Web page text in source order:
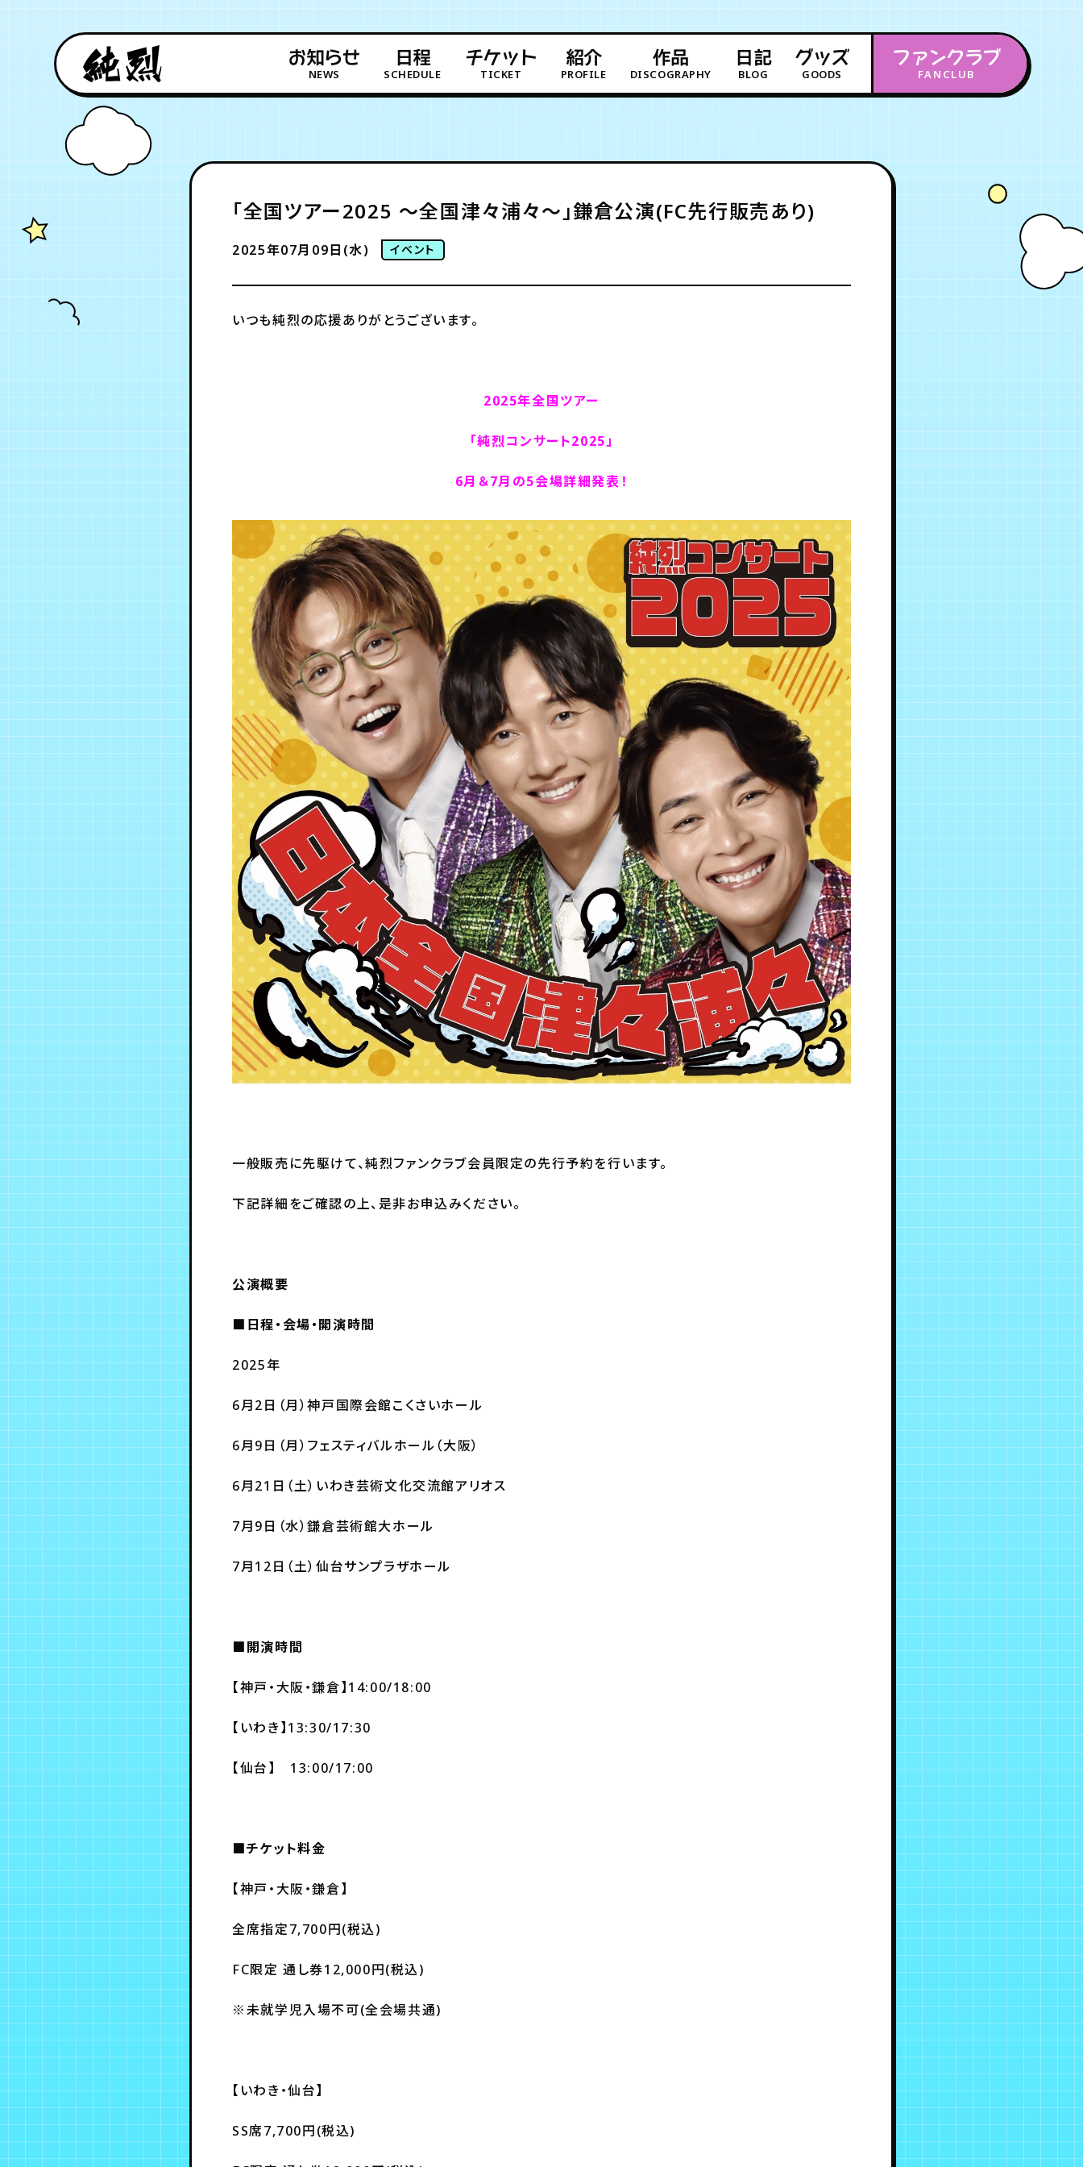
お知らせ
NEWS
日程
SCHEDULE
チケット
TICKET
紹介
PROFILE
作品
DISCOGRAPHY
日記
BLOG
グッズ
GOODS
ファンクラブ
FANCLUB
「全国ツアー2025 〜全国津々浦々〜」鎌倉公演(FC先行販売あり)
2025年07月09日(水) イベント
いつも純烈の応援ありがとうございます。
2025年全国ツアー
「純烈コンサート2025」
6月＆7月の5会場詳細発表！
一般販売に先駆けて、純烈ファンクラブ会員限定の先行予約を行います。
下記詳細をご確認の上、是非お申込みください。
公演概要
■日程・会場・開演時間
2025年
6月2日（月）神戸国際会館こくさいホール
6月9日（月）フェスティバルホール（大阪）
6月21日（土）いわき芸術文化交流館アリオス
7月9日（水）鎌倉芸術館大ホール
7月12日（土）仙台サンプラザホール
■開演時間
【神戸・大阪・鎌倉】14:00/18:00
【いわき】13:30/17:30
【仙台】 13:00/17:00
■チケット料金
【神戸・大阪・鎌倉】
全席指定7,700円(税込)
FC限定 通し券12,000円(税込)
※未就学児入場不可(全会場共通)
【いわき・仙台】
SS席7,700円(税込)